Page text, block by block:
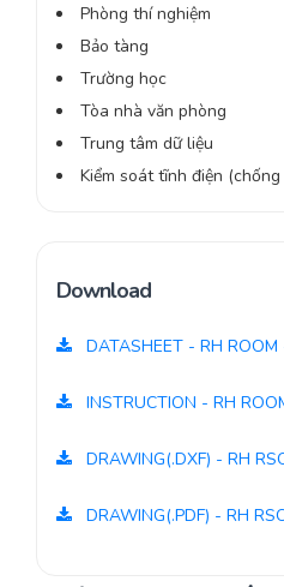
Phòng thí nghiệm
Bảo tàng
Trường học
Tòa nhà văn phòng
Trung tâm dữ liệu
Kiểm soát tĩnh điện
Download
DATASHEET - RH ROOM
INSTRUCTION - RH
DRAWING(.DXF) - RH
DRAWING(.PDF) - RH